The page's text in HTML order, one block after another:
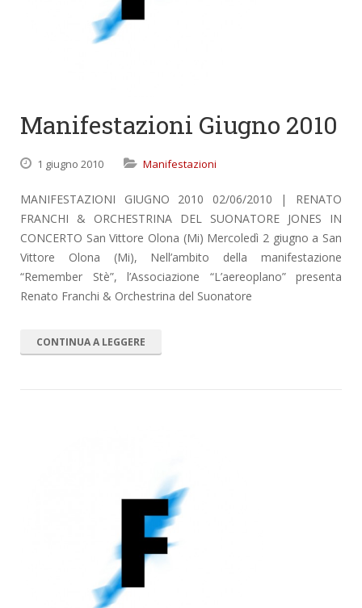
Manifestazioni Giugno 2010
1 giugno 2010 Manifestazioni
MANIFESTAZIONI GIUGNO 2010 02/06/2010 | RENATO
FRANCHI & ORCHESTRINA DEL SUONATORE JONES IN
CONCERTO San Vittore Olona (Mi) Mercoledì 2 giugno a San
Vittore Olona (Mi), Nell’ambito della manifestazione
“Remember Stè”, l’Associazione “L’aereoplano” presenta
Renato Franchi & Orchestrina del Suonatore
CONTINUA A LEGGERE